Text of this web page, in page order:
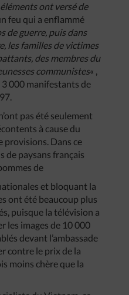
élémentsont verséde
feu qui a enflammé
de guerre, puisdans
, les famillesde victimes
, desmembresdu
communistes« ,
3 000 manifestants de
pas été seulement
à cause du
provisions. Dans ce
de paysans français
de
et bloquant la
ont été beaucoup plus
puisque la télévision a
les images de 10 000
devant l’ambassade
contre le prix de la
moins chère que la